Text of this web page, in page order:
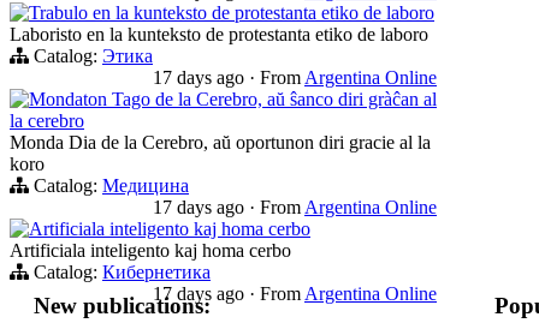
Trabulo en la kunteksto de protestanta etiko de laboro
Laboristo en la kunteksto de protestanta etiko de laboro
Catalog: Этика
17 days ago · From Argentina Online
Mondaton Tago de la Cerebro, aŭ ŝanco diri gràĉan al
la cerebro
Monda Dia de la Cerebro, aŭ oportunon diri gracie al la
koro
Catalog: Медицина
17 days ago · From Argentina Online
Artificiala inteligento kaj homa cerbo
Artificiala inteligento kaj homa cerbo
Catalog: Кибернетика
17 days ago · From Argentina Online
New publications: